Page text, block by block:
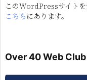
このWordPressサイト
こちら にあります。
Over 40 Web Club